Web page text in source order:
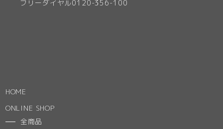
フリーダイヤル0120-356-100
HOME
ONLINE SHOP
全商品